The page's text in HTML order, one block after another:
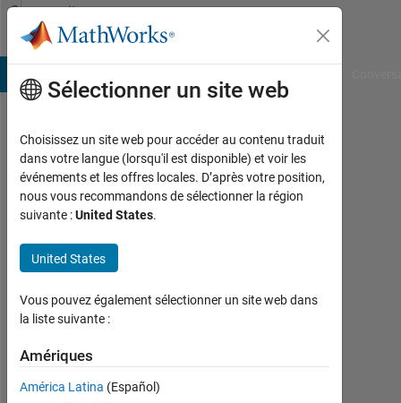
Passer au contenu
Community
Profile
Haizheng
Li
Last
plus
de 5
y a
Actif
depuis
2020
Sélectionner un site web
Choisissez un site web pour accéder au contenu traduit
dans votre langue (lorsqu'il est disponible) et voir les
événements et les offres locales. D’après votre position,
nous vous recommandons de sélectionner la région
suivante :United States.
United States
Vous pouvez également sélectionner un site web dans
la liste suivante :
Amériques
América Latina (Español)